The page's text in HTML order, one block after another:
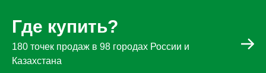
Где купить?
180 точек продаж в 98 городах России и
Казахстана